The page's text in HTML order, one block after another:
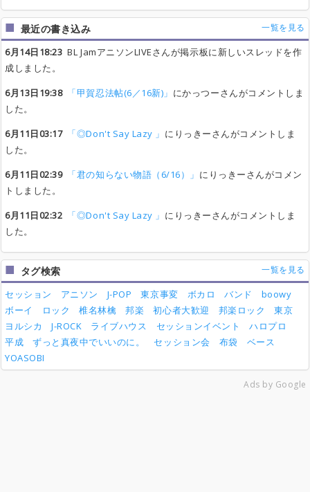
最近の書き込み 一覧を見る
6月14日18:23 BL JamアニソンLIVEさんが掲示板に新しいスレッドを作
成しました。
6月13日19:38
「甲賀忍法帖(6／16新)」 にかっつーさんがコメントしま
した。
6月11日03:17
「◎Don't Say Lazy 」 にりっきーさんがコメントしま
した。
6月11日02:39
「君の知らない物語（6/16）」 にりっきーさんがコメン
トしました。
6月11日02:32
「◎Don't Say Lazy 」 にりっきーさんがコメントしま
した。
タグ検索 一覧を見る
セッション アニソン J-POP 東京事変 ボカロ バンド
boowy
ボーイ
ロック 椎名林檎 邦楽 初心者大歓迎 邦楽ロック
東京
ヨルシカ
J-ROCK ライブハウス セッションイベント
ハロプロ
平成
ずっと真夜中でいいのに。 セッション会 布袋
ベース
YOASOBI
Ads by Google